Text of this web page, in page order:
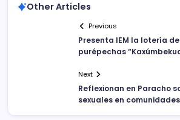
Other Articles
Previous
Presenta IEM la lotería
purépechas
Next
Reflexionan en Paracho
sexuales en